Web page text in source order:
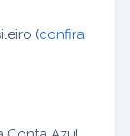
(confira